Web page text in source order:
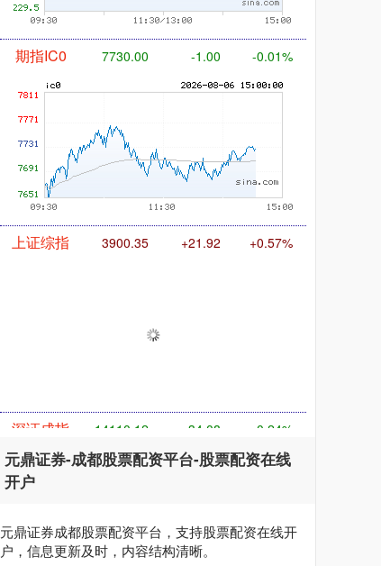
7730.00
元鼎证券-成都股票配资平台-股票配资在线
开户
元鼎证券成都股票配资平台，支持股票配资在线开
户，信息更新及时，内容结构清晰。